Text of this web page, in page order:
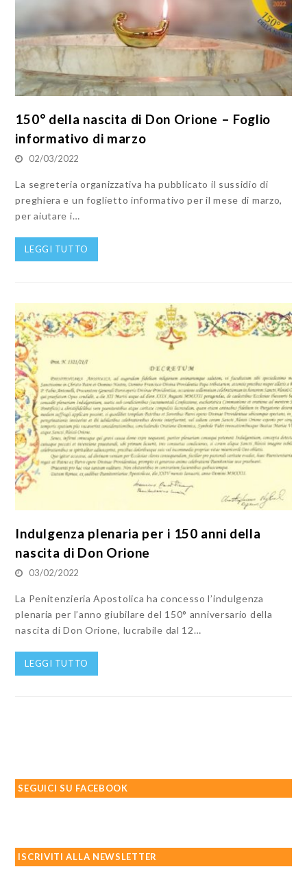
150° della nascita di Don Orione – Foglio
informativo di marzo
02/03/2022
La segreteria organizzativa ha pubblicato il sussidio di
preghiera e un foglietto informativo per il mese di marzo,
per aiutare i…
LEGGI TUTTO
Indulgenza plenaria per i 150 anni della
nascita di Don Orione
03/02/2022
La Penitenzieria Apostolica ha concesso l’indulgenza
plenaria per l’anno giubilare del 150° anniversario della
nascita di Don Orione, lucrabile dal 12…
LEGGI TUTTO
SEGUICI SU FACEBOOK
ISCRIVITI ALLA NEWSLETTER